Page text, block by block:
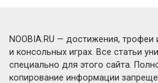
NOOBIA.RU — достижения,
и консольных играх. Все статьи
специально для этого сайта.
копирование информации